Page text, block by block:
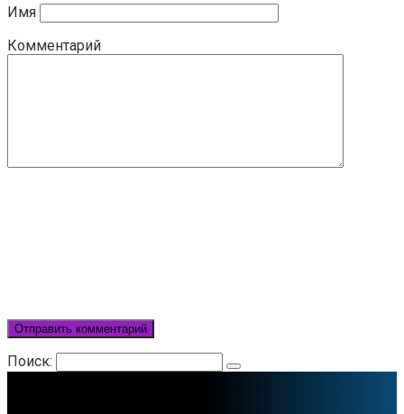
Имя
Комментарий
Поиск: